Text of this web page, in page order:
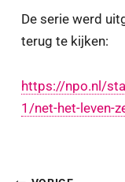
De serie werd
terug te kijken:
https://npo.nl/
1/net-het-leven-